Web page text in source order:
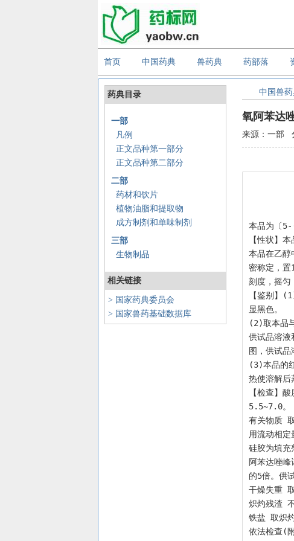
首页 中国药典 兽药典 药部落
药典目录
一部
凡例
正文品种第一部分
正文品种第二部分
二部
药材和饮片
植物油脂和提取物
成方制剂和单味制剂
三部
生物制品
相关链接
> 国家药典委员会
> 国家兽药基础数据库
中国兽药
氧阿苯达
来源：一部
本品为〔5-
【性状】
本品在乙醇
密称定，
刻度，摇
【鉴别】
显黑色。
(2)取本品
供试品溶液
图，供试品
(3)本品的
热使溶解后
【检查】
5.5~7.0。
有关物质
用流动相
硅胶为填
阿苯达唑
的5倍。供
干燥失重
炽灼残渣
铁盐 取炽
依法检查(